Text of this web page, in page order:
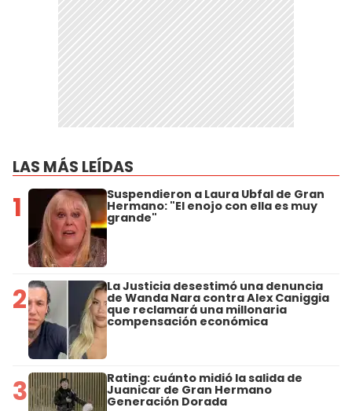
LAS MÁS LEÍDAS
1 Suspendieron a Laura Ubfal de Gran
Hermano: "El enojo con ella es muy
grande"
2 La Justicia desestimó una denuncia
de Wanda Nara contra Alex Caniggia
que reclamará una millonaria
compensación económica
3 Rating: cuánto midió la salida de
Juanicar de Gran Hermano
Generación Dorada